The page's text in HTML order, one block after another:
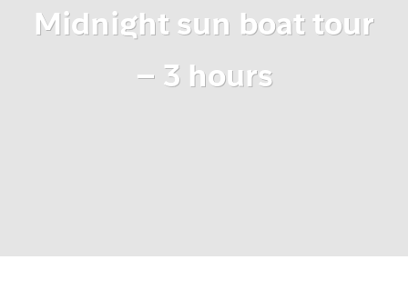
Midnight sun boat tour
– 3 hours